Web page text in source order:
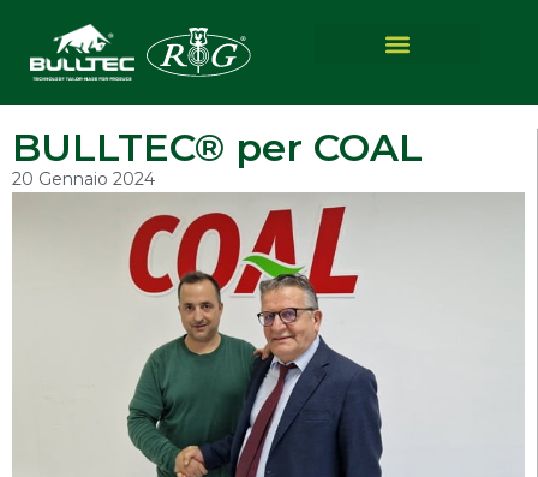
BULLTEC® per COAL
20 Gennaio 2024